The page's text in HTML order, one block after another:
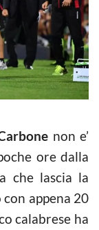
non e’
ore dalla
che lascia la
appena 20
calabrese ha